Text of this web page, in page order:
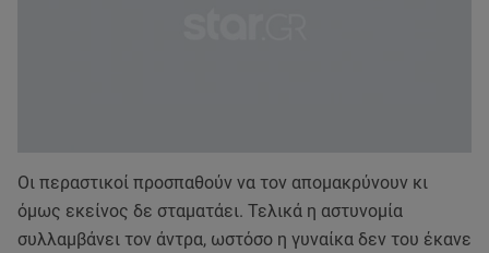
Οι περαστικοί προσπαθούν να τον απομακρύνουν κι
όμως εκείνος δε σταματάει. Τελικά η αστυνομία
συλλαμβάνει τον άντρα, ωστόσο η γυναίκα δεν του έκανε